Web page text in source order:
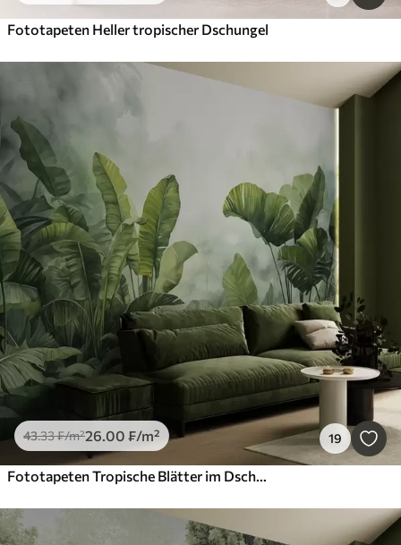
Fototapeten Heller tropischer Dschungel
43.33₣/m²26.00 ₣/m² 19
Fototapeten Tropische Blätter im Dschungel auf dem Hintergrund des Nebels nass Aquarell